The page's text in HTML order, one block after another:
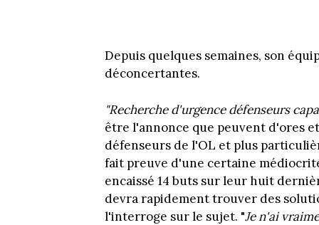
Depuis quelques semaines, son
déconcertantes.
"Recherche d'urgence défenseurs
être l'annonce que peuvent d'ores
défenseurs de l'OL et plus
fait preuve d'une certaine
encaissé 14 buts sur leur huit
devra rapidement trouver des
l'interroge sur le sujet. "Je n'ai